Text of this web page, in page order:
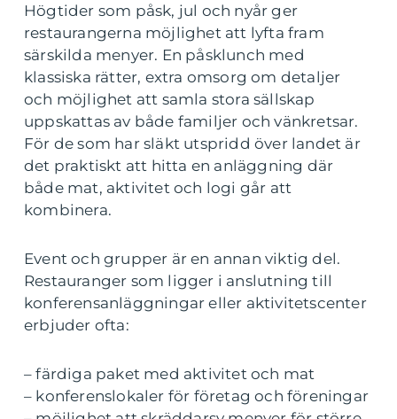
Högtider som påsk, jul och nyår ger
restaurangerna möjlighet att lyfta fram
särskilda menyer. En påsklunch med
klassiska rätter, extra omsorg om detaljer
och möjlighet att samla stora sällskap
uppskattas av både familjer och vänkretsar.
För de som har släkt utspridd över landet är
det praktiskt att hitta en anläggning där
både mat, aktivitet och logi går att
kombinera.
Event och grupper är en annan viktig del.
Restauranger som ligger i anslutning till
konferensanläggningar eller aktivitetscenter
erbjuder ofta:
– färdiga paket med aktivitet och mat
– konferenslokaler för företag och föreningar